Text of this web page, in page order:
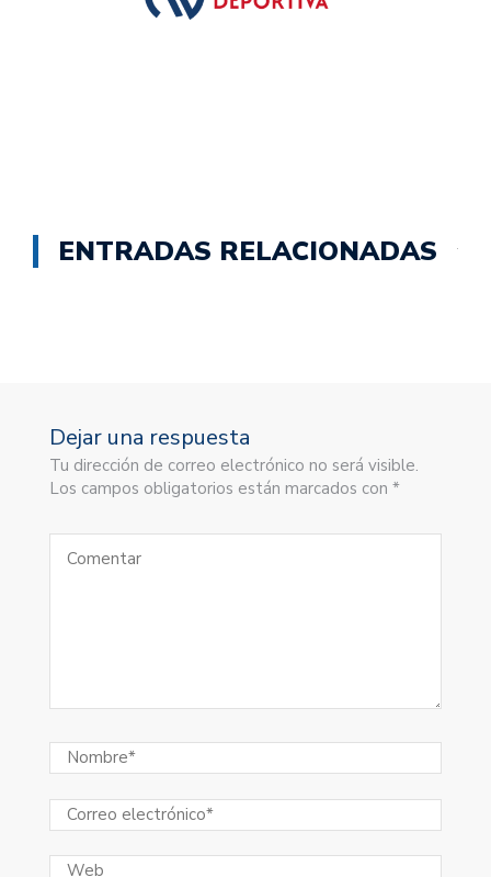
ENTRADAS RELACIONADAS
Dejar una respuesta
Tu dirección de correo electrónico no será visible.
Los campos obligatorios están marcados con *